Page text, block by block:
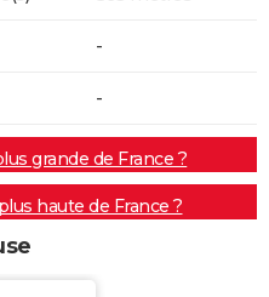
-
-
grande de France ?
haute de France ?